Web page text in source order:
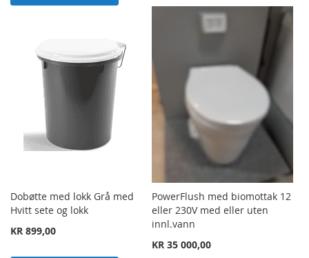
Dobøtte med lokk Grå med
Hvitt sete og lokk
KR 899,00
PowerFlush med biomottak 12
eller 230V med eller uten
innl.vann
KR 35 000,00